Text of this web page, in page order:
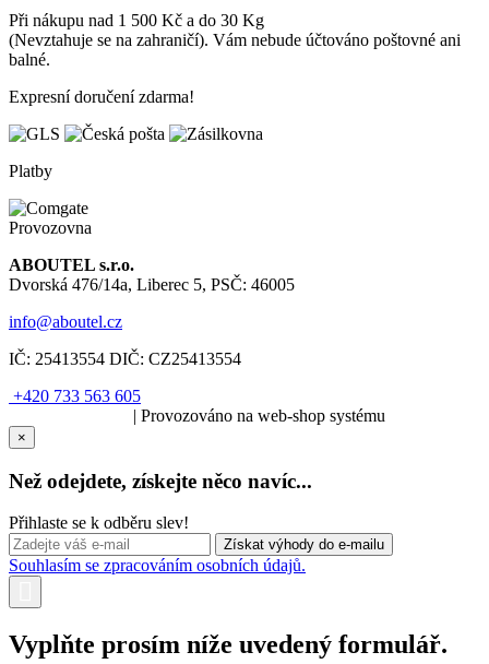
Při nákupu nad 1 500 Kč a do 30 Kg
(Nevztahuje se na zahraničí). Vám nebude účtováno poštovné ani
balné.
Expresní doručení zdarma!
Platby
Provozovna
ABOUTEL s.r.o.
Dvorská 476/14a, Liberec 5, PSČ: 46005
info@aboutel.cz
IČ: 25413554 DIČ: CZ25413554
+420 733 563 605
| Provozováno na web-shop systému
×
Než odejdete, získejte něco navíc...
Přihlaste se k odběru slev!
Souhlasím se zpracováním osobních údajů.
Vyplňte prosím níže uvedený formulář.